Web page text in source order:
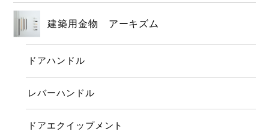
建築用金物 アーキズム
ドアハンドル
レバーハンドル
ドアエクイップメント